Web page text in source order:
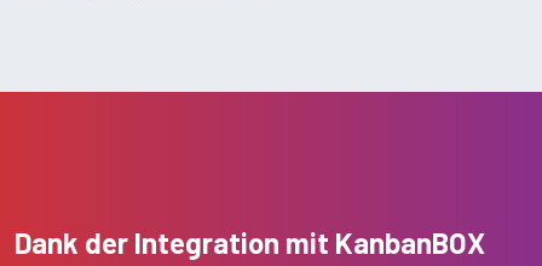
Dank der Integration mit KanbanBOX